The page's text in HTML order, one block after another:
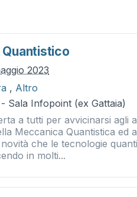
Quantistico
2023
, Altro
Sala Infopoint (ex Gattaia)
a tutti per avvicinarsi agli
Meccanica Quantistica ed
che le tecnologie
in molti...